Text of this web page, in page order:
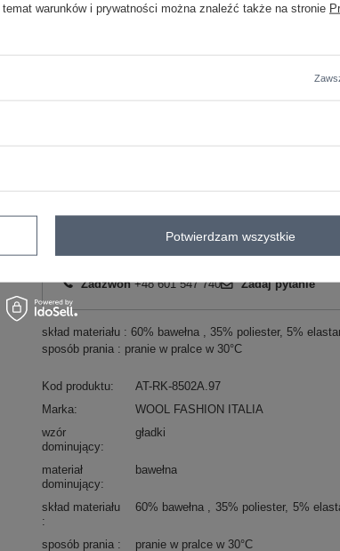
ZALOGUJ SIĘ I
Zadzwoń+48 601 547 740 Zadaj pytanie
skład materiału : 60% bawełna , 35% poliester, 5%
sposób prania : pranie w pralce w 30°C
Kod produktu
AT-RK-8502A.97
Marka
WOOL FASHION ITALIA
wzór
dominujący
gładki
materiał
dominujący
bawełna
skład materiału 60% bawełna 35% poliester 5%
sposób prania
pranie w pralce w 30°C
warunków i prywatności można znaleźć także na stronie
Potwierdzam wszystkie